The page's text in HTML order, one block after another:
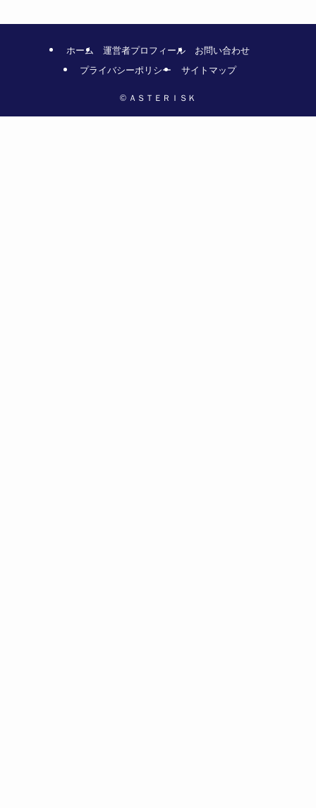
ホーム 運営者プロフィール
お問い合わせ
プライバシーポリシー
サイトマップ
© ＡＳＴＥＲＩＳＫ